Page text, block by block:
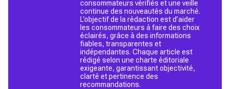
consommateurs vérifiés et une veille
continue des nouveautés du marché.
L’objectif de la rédaction est d’aider
les consommateurs à faire des choix
éclairés, grâce à des informations
fiables, transparentes et
indépendantes. Chaque article est
rédigé selon une charte éditoriale
exigeante, garantissant objectivité,
clarté et pertinence des
recommandations.